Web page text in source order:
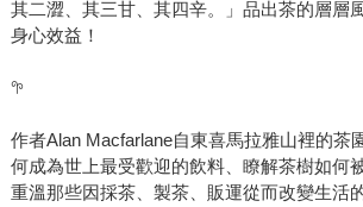
其二澀、其三甘、其四辛。」品出茶的層層
身心效益！
𖧧
作者Alan Macfarlane自東喜馬拉雅山裡的茶
何成為世上最受歡迎的飲料、瞭解茶樹如何
重溫那些因採茶、製茶、販運從而改變生活